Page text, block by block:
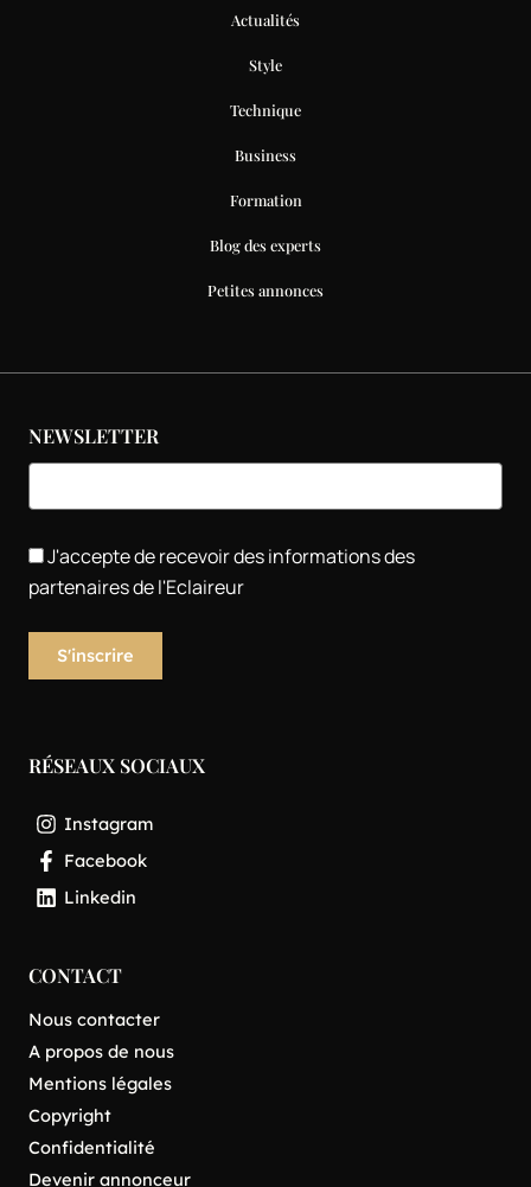
Actualités
Style
Technique
Business
Formation
Blog des experts
Petites annonces
NEWSLETTER
J'accepte de recevoir des informations des
partenaires de l'Eclaireur
RÉSEAUX SOCIAUX
Instagram
Facebook
Linkedin
CONTACT
Nous contacter
A propos de nous
Mentions légales
Copyright
Confidentialité
Devenir annonceur